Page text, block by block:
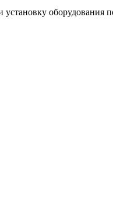
оборудования